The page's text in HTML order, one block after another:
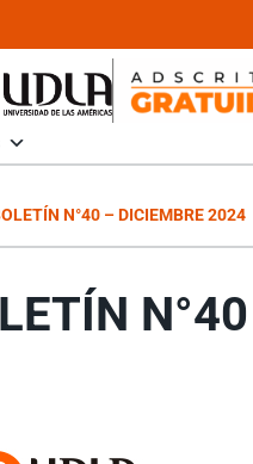
N°40 – DICIEMBRE 2024